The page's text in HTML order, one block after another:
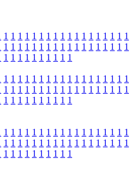
1 1 1 1 1 1 1 1 1 1 1 1 1 1 1 1 1 1
1 1 1 1 1 1 1 1 1 1 1 1 1 1 1 1 1 1
1 1 1 1 1 1 1 1 1 1
1 1 1 1 1 1 1 1 1 1 1 1 1 1 1 1 1 1
1 1 1 1 1 1 1 1 1 1 1 1 1 1 1 1 1 1
1 1 1 1 1 1 1 1 1 1
1 1 1 1 1 1 1 1 1 1 1 1 1 1 1 1 1 1
1 1 1 1 1 1 1 1 1 1 1 1 1 1 1 1 1 1
1 1 1 1 1 1 1 1 1 1